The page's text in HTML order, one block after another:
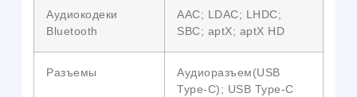
Аудиокодеки
Bluetooth
AAC; LDAC; LHDC;
SBC; aptX; aptX HD
Разъемы
Аудиоразъем(USB
Type-C); USB Type-C